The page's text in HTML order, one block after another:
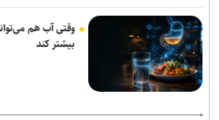
پاکدل: تیم ملی هندبال بدون لژیونرها
می‌شود/ نباید انتظار بیهوده‌ای ایجاد کنیم
اصغرزاده: پوررشید مشکل اسپانسرینگ
مرزبان با تیم تمرین می‌کنند
دفاع راست جدید پرسپولیس از لیگ یک آمد
وقتی آب هم
بیشتر کند